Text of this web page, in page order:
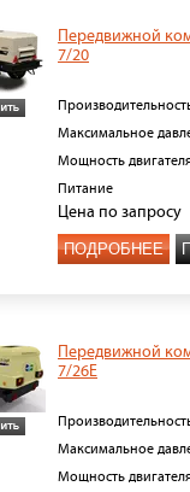
Передвижной
7/20
Максимальное
Мощность
Питание
Цена по запросу
ПОДРОБНЕЕ
Передвижной
7/26E
Максимальное
Мощность